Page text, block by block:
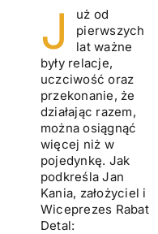
J
uż od
pierwszych
lat ważne
były relacje,
uczciwość oraz
przekonanie, że
działając razem,
można osiągnąć
więcej niż w
pojedynkę. Jak
podkreśla Jan
Kania, założyciel i
Wiceprezes Rabat
Detal: